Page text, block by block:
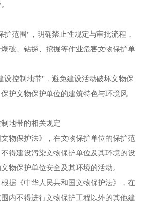
护范围"，明确禁止性规定与审批流程，
破、钻探、挖掘等作业危害文物保护单
设控制地带"，避免建设活动破坏文物保
护文物保护单位的建筑特色与环境风
地带的相关规定
物保护法》，在文物保护单位的保护范
得建设污染文物保护单位及其环境的设
物保护单位安全及其环境的活动。
根据《中华人民共和国文物保护法》，在
内不得进行文物保护工程以外的其他建